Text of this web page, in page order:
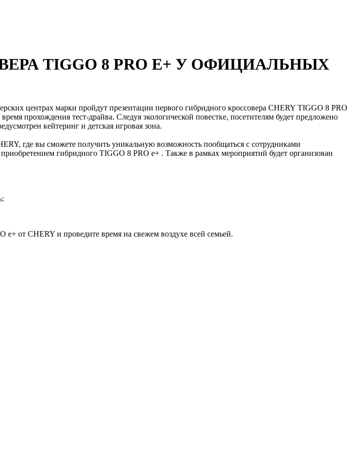
TIGGO 8 PRO E+ У ОФИЦИАЛЬНЫХ
центрах марки пройдут презентации первого гибридного кроссовера CHERY TIGGO 8 PRO
прохождения тест-драйва. Следуя экологической повестке, посетителям будет предложено
кейтеринг и детская игровая зона.
где вы сможете получить уникальную возможность пообщаться с сотрудниками
гибридного TIGGO 8 PRO e+ . Также в рамках мероприятий будет организован
от CHERY и проведите время на свежем воздухе всей семьей.